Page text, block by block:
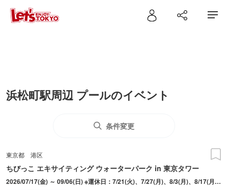
浜松町駅周辺 プールのイベント
条件変更
東京都 港区
ちびっこ エキサイティング ウォーターパーク in 東京タワー
2026/07/17(金) ～ 09/06(日) ※運休日：7/21(火)、7/27(月)、8/3(月)、8/17(月)、8/24(月)、9/1(火)